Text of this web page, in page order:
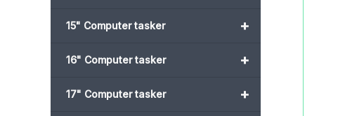
+
15" Computer tasker
+
16" Computer tasker
+
17" Computer tasker